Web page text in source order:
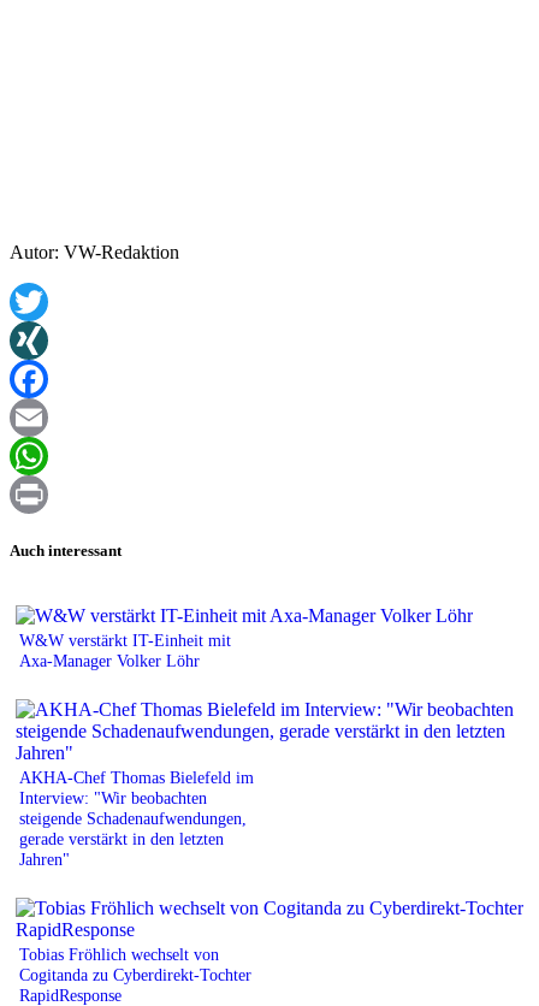
Autor: VW-Redaktion
Twitter
XING
Facebook
Email
WhatsApp
Auch interessant
W&W verstärkt IT-Einheit mit
Axa-Manager Volker Löhr
AKHA-Chef Thomas Bielefeld im
Interview: "Wir beobachten
steigende Schadenaufwendungen,
gerade verstärkt in den letzten
Jahren"
Tobias Fröhlich wechselt von
Cogitanda zu Cyberdirekt-Tochter
RapidResponse